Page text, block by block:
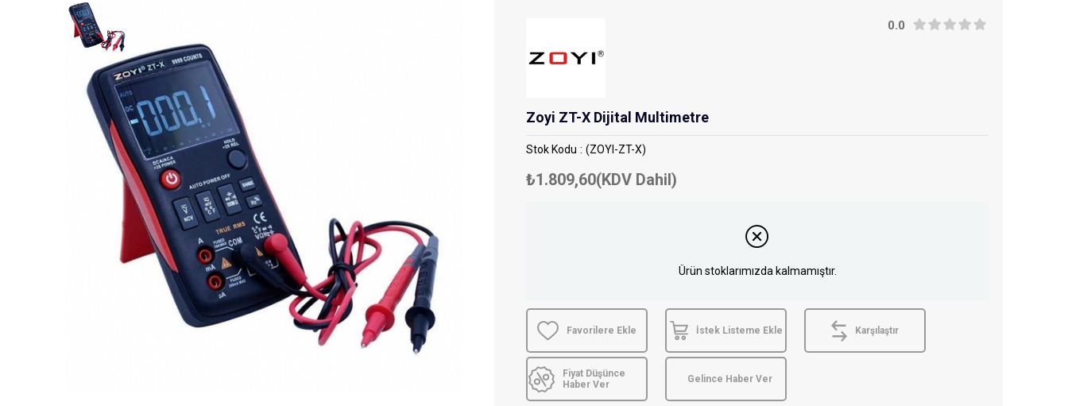
0.0
Zoyi ZT-X Dijital Multimetre
Stok Kodu (ZOYI-ZT-X)
₺1.809,60(KDV Dahil)
Ürün stoklarımızda kalmamıştır.
Favorilere Ekle İstek Listeme Ekle Karşılaştır
Fiyat Düşünce
Haber Ver
Gelince Haber Ver